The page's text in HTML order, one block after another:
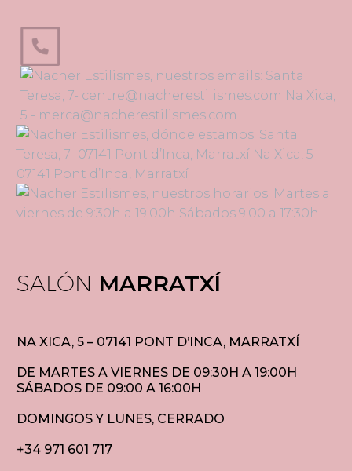
SALÓN MARRATXÍ
NA XICA, 5 – 07141 PONT D’INCA, MARRATXÍ
DE MARTES A VIERNES DE 09:30H A 19:00H
SÁBADOS DE 09:00 A 16:00H
DOMINGOS Y LUNES, CERRADO
+34 971 601 717